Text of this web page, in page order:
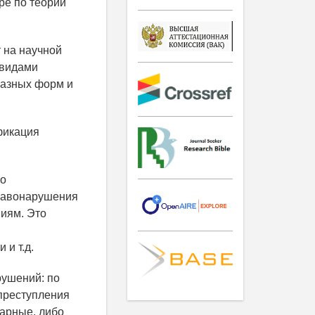
по теории
научной
форм и
Это
и т.д.
по
либо